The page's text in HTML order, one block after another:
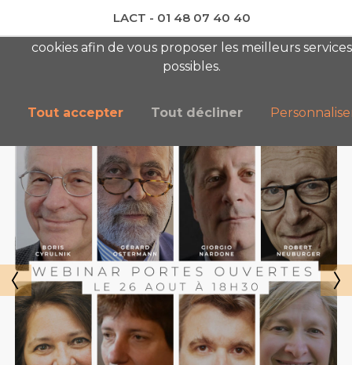
newsletter AC
cookies afin de vous proposer les meilleurs services
possibles.
Tout accepter Tout décliner
LACT - 01 48 07 40 40